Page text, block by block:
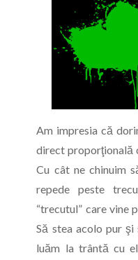
Am impresia că
direct proporţională
Cu cât ne chinuim
repede peste
“trecutul” care vine
Să stea acolo pur şi
luăm la trântă cu